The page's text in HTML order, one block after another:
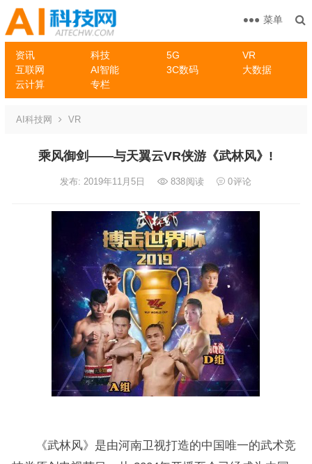
资讯 科技 5G
VR
互联网
AI智能 3C数码
大数据
云计算
专栏
菜单
AI科技网 VR
乘风御剑——与天翼云VR侠游《武林风》!
发布: 2019年11月5日 838阅读 0评论
《武林风》是由河南卫视打造的中国唯一的武术竞